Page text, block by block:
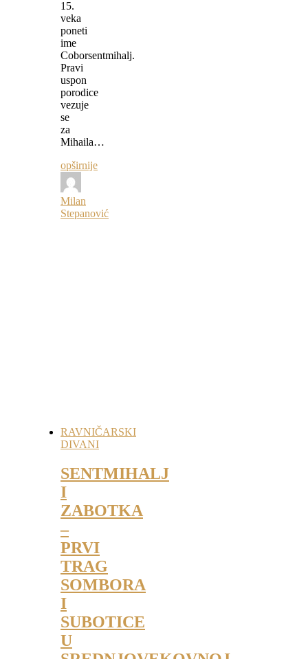
15.
veka
poneti
ime
Coborsentmihalj.
Pravi
uspon
porodice
vezuje
se
za
Mihaila…
opširnije
Milan
Stepanović
RAVNIČARSKI
DIVANI
SENTMIHALJ
I
ZABOTKA
–
PRVI
TRAG
SOMBORA
I
SUBOTICE
U